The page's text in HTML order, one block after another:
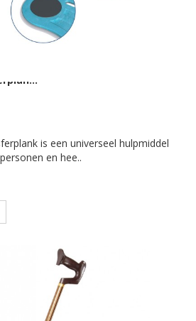
is een universeel hulpmiddel
en hee..